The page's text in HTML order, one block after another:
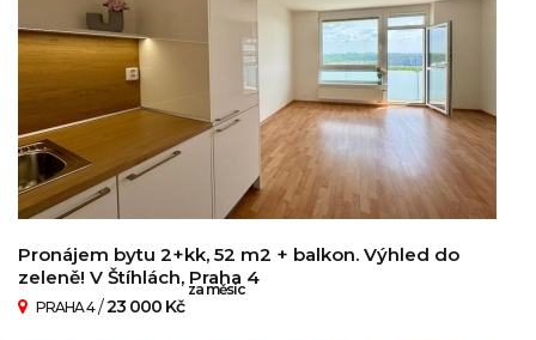
Pronájem bytu 2+kk, 52 m2 + balkon. Výhled do
zeleně! V Štíhlách, Praha 4
PRAHA 4/23 000 Kč
za měsíc